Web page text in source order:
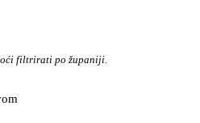
filtrirati po županiji.